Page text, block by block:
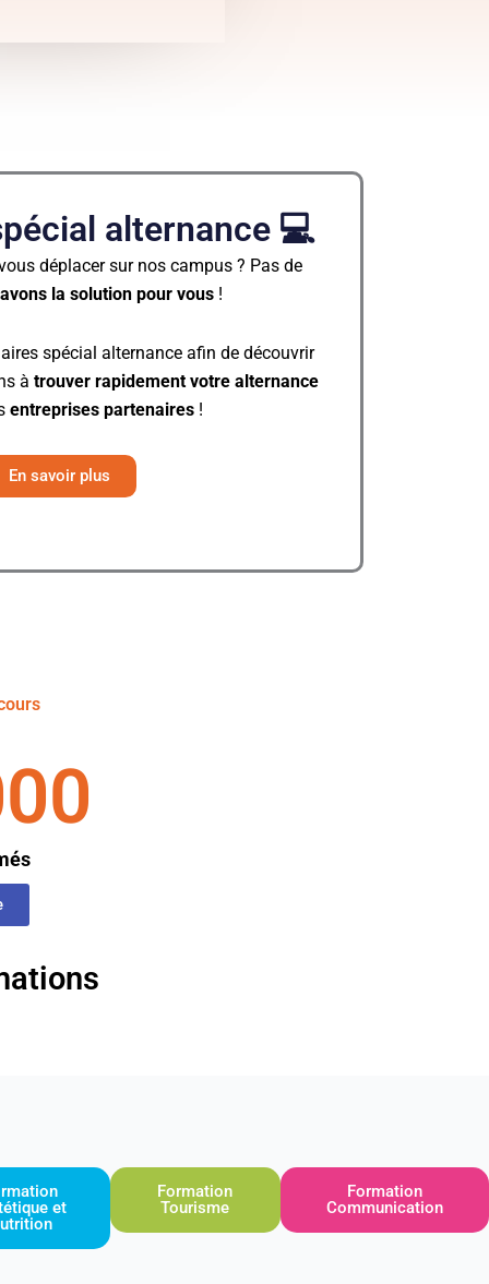
alternance 💻
déplacer sur nos campus ? Pas de
la solution pour vous !
spécial alternance afin de découvrir
à trouver rapidement votre alternance
entreprises partenaires !
En savoir plus
et
Formation
Tourisme
Formation
Communication